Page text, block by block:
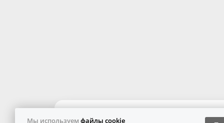
Мы используем файлы cookie